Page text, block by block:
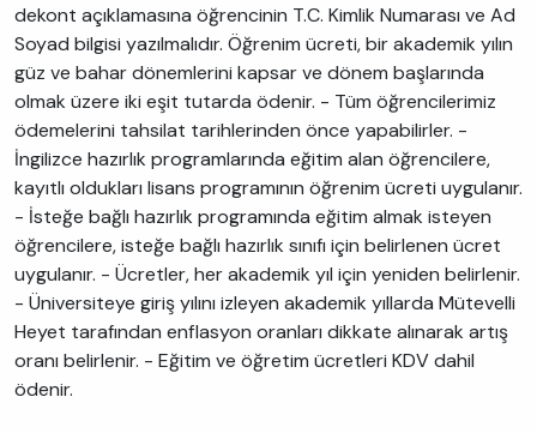
dekont açıklamasına öğrencinin T.C. Kimlik Numarası ve Ad
Soyad bilgisi yazılmalıdır. Öğrenim ücreti, bir akademik yılın
güz ve bahar dönemlerini kapsar ve dönem başlarında
olmak üzere iki eşit tutarda ödenir. - Tüm öğrencilerimiz
ödemelerini tahsilat tarihlerinden önce yapabilirler. -
İngilizce hazırlık programlarında eğitim alan öğrencilere,
kayıtlı oldukları lisans programının öğrenim ücreti uygulanır.
- İsteğe bağlı hazırlık programında eğitim almak isteyen
öğrencilere, isteğe bağlı hazırlık sınıfı için belirlenen ücret
uygulanır. - Ücretler, her akademik yıl için yeniden belirlenir.
- Üniversiteye giriş yılını izleyen akademik yıllarda Mütevelli
Heyet tarafından enflasyon oranları dikkate alınarak artış
oranı belirlenir. - Eğitim ve öğretim ücretleri KDV dahil
ödenir.